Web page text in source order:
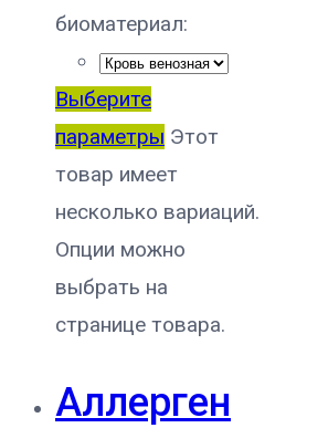
биоматериал:
Выберите
параметры Этот
товар имеет
несколько вариаций.
Опции можно
выбрать на
странице товара.
Аллерген